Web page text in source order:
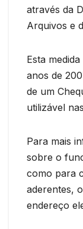
através da
Arquivos e
Esta
anos de
de um
utilizável
Para mais
sobre o
como para
aderentes,
endereço